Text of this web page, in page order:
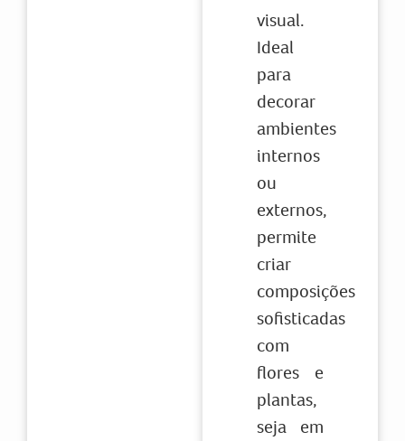
visual.
Ideal
para
decorar
ambientes
internos
ou
externos,
permite
criar
composições
sofisticadas
com
flores e
plantas,
seja em